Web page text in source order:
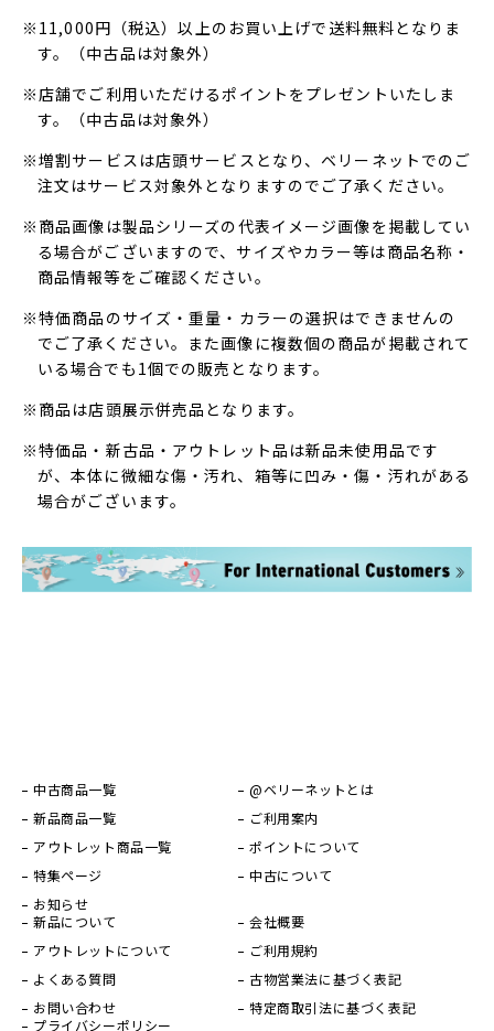
※11,000円（税込）以上のお買い上げで送料無料となりま
す。（中古品は対象外）
※店舗でご利用いただけるポイントをプレゼントいたしま
す。（中古品は対象外）
※増割サービスは店頭サービスとなり、ベリーネットでのご
注文はサービス対象外となりますのでご了承ください。
※商品画像は製品シリーズの代表イメージ画像を掲載してい
る場合がございますので、サイズやカラー等は商品名称・
商品情報等をご確認ください。
※特価商品のサイズ・重量・カラーの選択はできませんの
でご了承ください。また画像に複数個の商品が掲載されて
いる場合でも1個での販売となります。
※商品は店頭展示併売品となります。
※特価品・新古品・アウトレット品は新品未使用品です
が、本体に微細な傷・汚れ、箱等に凹み・傷・汚れがある
場合がございます。
中古商品一覧
新品商品一覧
アウトレット商品一覧
特集ページ
お知らせ
@ベリーネットとは
ご利用案内
ポイントについて
中古について
新品について
アウトレットについて
よくある質問
お問い合わせ
会社概要
ご利用規約
古物営業法に基づく表記
特定商取引法に基づく表記
プライバシーポリシー